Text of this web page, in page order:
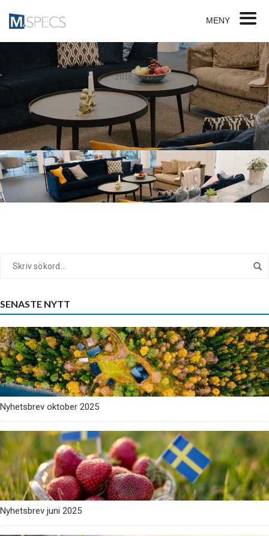
2018-03-17
SENASTE NYTT
Nyhetsbrev oktober 2025
Nyhetsbrev juni 2025
MENY